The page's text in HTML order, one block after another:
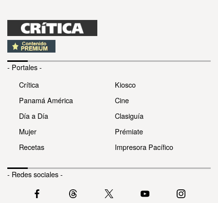
- Portales -
Crítica
Panamá América
Día a Día
Mujer
Recetas
Kiosco
Cine
Clasiguía
Prémiate
Impresora Pacífico
- Redes sociales -